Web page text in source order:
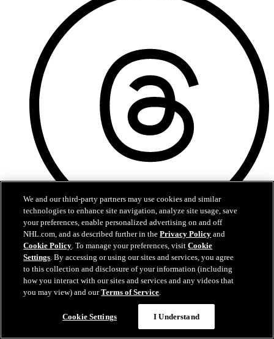
Threads
We and our third-party partners may use cookies and similar
technologies to enhance site navigation, analyze site usage, save
your preferences, enable personalized advertising on and off
NHL.com, and as described further in thePrivacy Policy and
Cookie Policy. To manage your preferences, visitCookie
Settings. By accessing or using our sites and services, you agree
to this collection and disclosure of your information (including
how you interact with our sites and services and any videos that
you may view) and ourTerms of Service.
Cookie Settings I Understand